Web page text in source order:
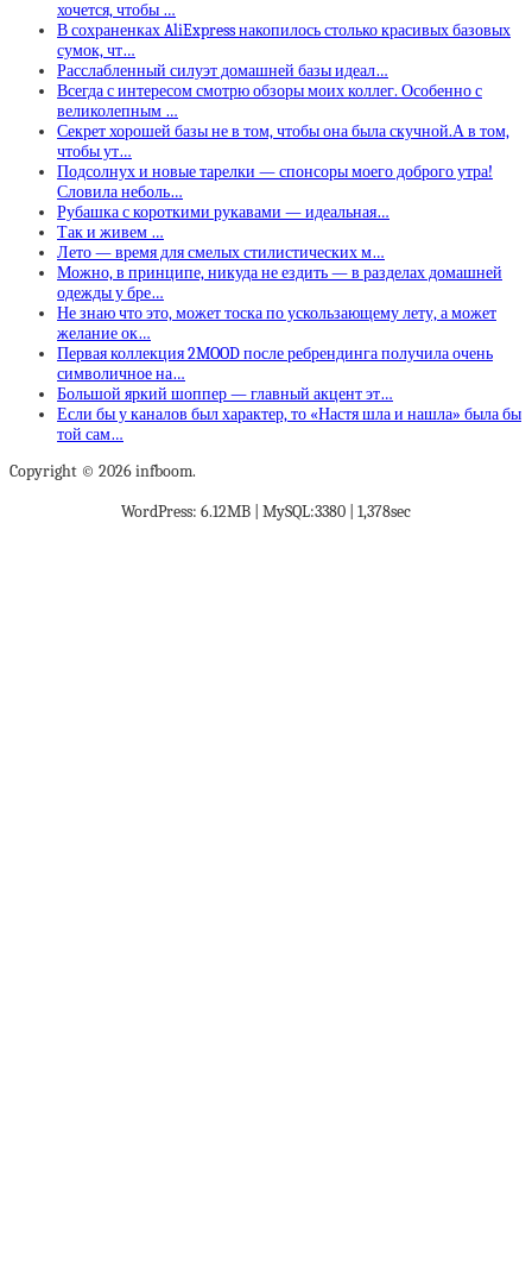
хочется, чтобы …
В сохраненках AliExpress накопилось столько красивых базовых
сумок, чт…
Расслабленный силуэт домашней базы идеал…
Всегда с интересом смотрю обзоры моих коллег. Особенно с
великолепным …
Секрет хорошей базы не в том, чтобы она была скучной.А в том,
чтобы ут…
Подсолнух и новые тарелки — спонсоры моего доброго утра!
Словила неболь…
Рубашка с короткими рукавами — идеальная…
Так и живем …
Лето — время для смелых стилистических м…
Можно, в принципе, никуда не ездить — в разделах домашней
одежды у бре…
Не знаю что это, может тоска по ускользающему лету, а может
желание ок…
Первая коллекция 2MOOD после ребрендинга получила очень
символичное на…
Большой яркий шоппер — главный акцент эт…
Если бы у каналов был характер, то «Настя шла и нашла» была бы
той сам…
Copyright © 2026 infboom.
WordPress: 6.12MB | MySQL:3380 | 1,378sec